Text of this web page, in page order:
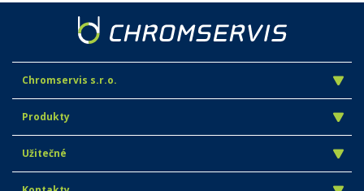
Chromservis s.r.o.
Produkty
Užitečné